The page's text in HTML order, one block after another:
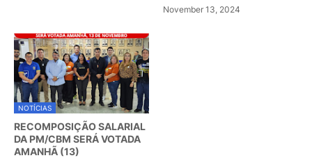
November 13, 2024
NOTÍCIAS
RECOMPOSIÇÃO SALARIAL
DA PM/CBM SERÁ VOTADA
AMANHÃ (13)